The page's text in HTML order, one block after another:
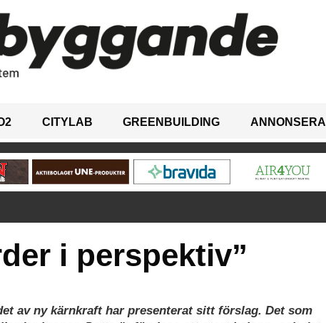
CITYLAB GREENBUILDING ANNONSERA
i perspektiv”
av ny kärnkraft har presenterat sitt förslag. Det som